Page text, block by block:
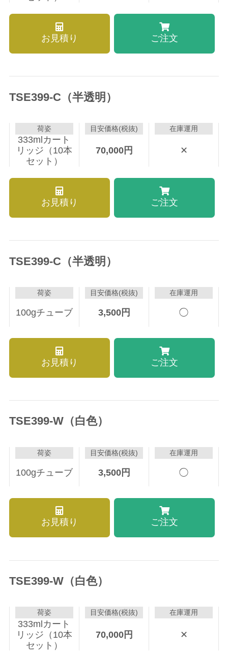
お見積り ご注文
TSE399-C（半透明）
荷姿
333mlカート
リッジ（10本
セット）
目安価格(税抜)
70,000円
在庫運用
✕
お見積り ご注文
TSE399-C（半透明）
荷姿
100gチューブ
目安価格(税抜)
3,500円
在庫運用
◯
お見積り ご注文
TSE399-W（白色）
荷姿
100gチューブ
目安価格(税抜)
3,500円
在庫運用
◯
お見積り ご注文
TSE399-W（白色）
荷姿
333mlカート
リッジ（10本
セット）
目安価格(税抜)
70,000円
在庫運用
✕